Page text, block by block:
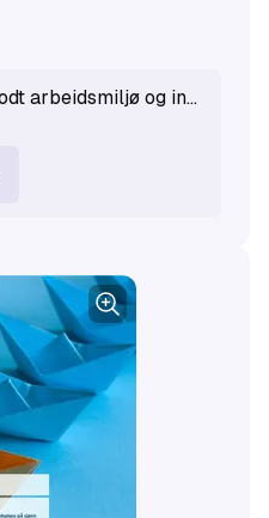
Sikkerhet på sjøen - Godt arbeidsmiljø og inkluderende ledelse.pdf